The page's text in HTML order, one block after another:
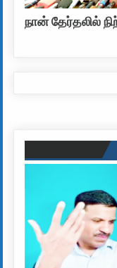
நான் தேர்தலில்